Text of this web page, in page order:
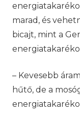
marad, és
bicajt, mint a
– Kevesebb
hűtő, de a